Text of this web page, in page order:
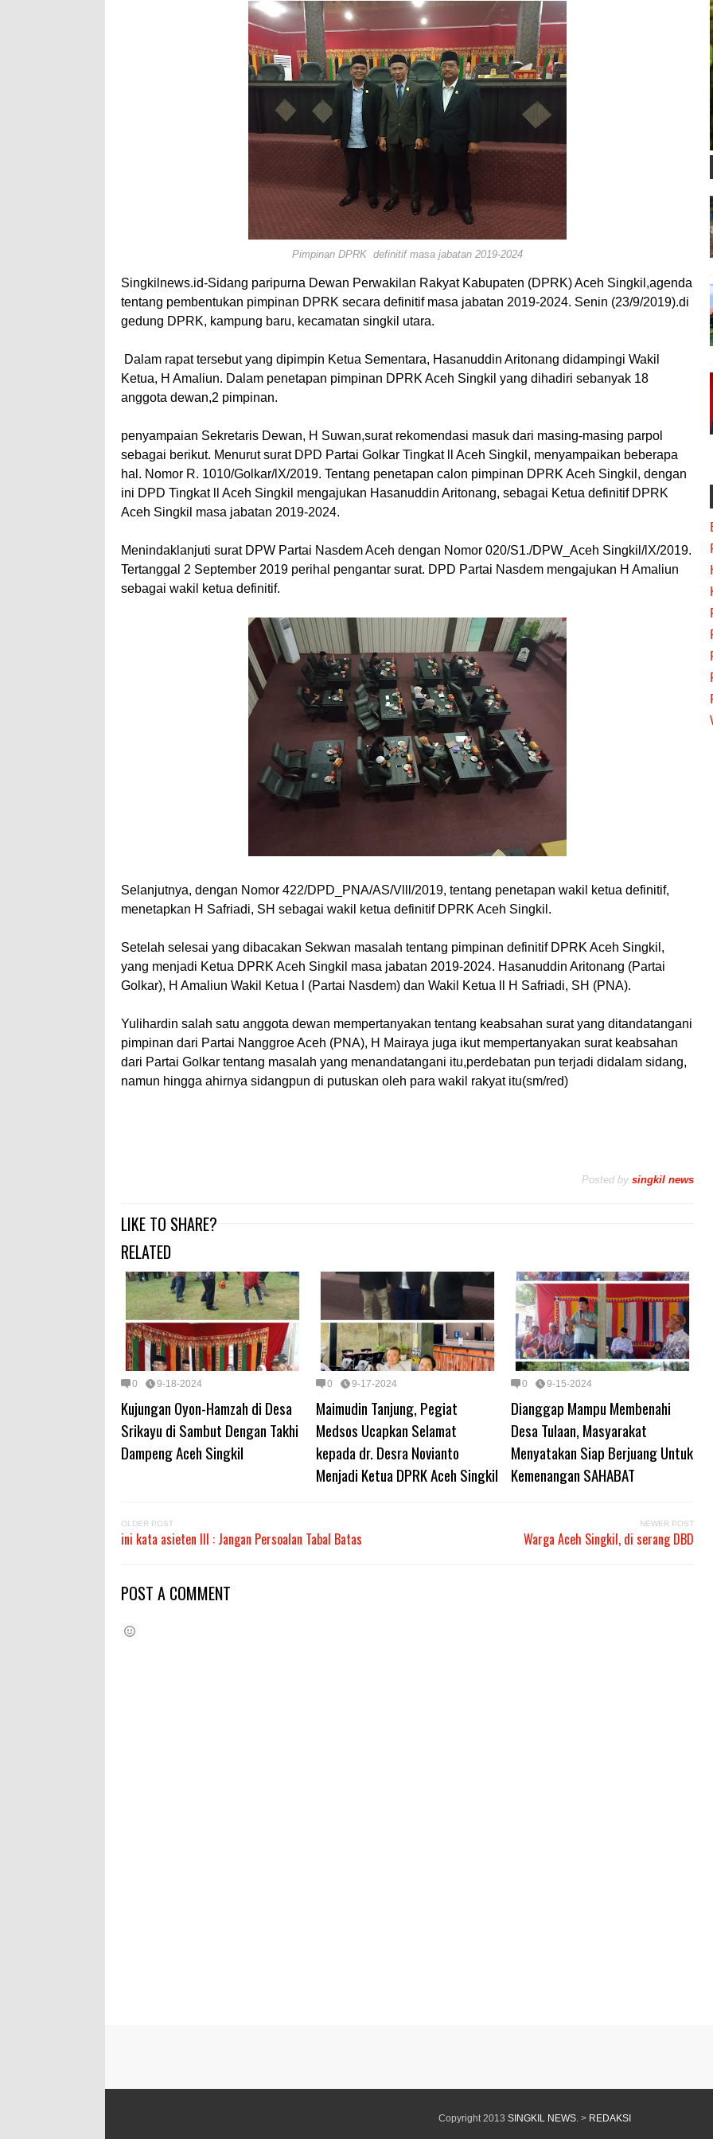
Pimpinan DPRK definitif masa jabatan 2019-2024
Singkilnews.id-Sidang paripurna Dewan Perwakilan Rakyat Kabupaten (DPRK) Aceh Singkil,agenda
tentang pembentukan pimpinan DPRK secara definitif masa jabatan 2019-2024. Senin (23/9/2019).di
gedung DPRK, kampung baru, kecamatan singkil utara.
Dalam rapat tersebut yang dipimpin Ketua Sementara, Hasanuddin Aritonang didampingi Wakil
Ketua, H Amaliun. Dalam penetapan pimpinan DPRK Aceh Singkil yang dihadiri sebanyak 18
anggota dewan,2 pimpinan.
penyampaian Sekretaris Dewan, H Suwan,surat rekomendasi masuk dari masing-masing parpol
sebagai berikut. Menurut surat DPD Partai Golkar Tingkat ll Aceh Singkil, menyampaikan beberapa
hal. Nomor R. 1010/Golkar/lX/2019. Tentang penetapan calon pimpinan DPRK Aceh Singkil, dengan
ini DPD Tingkat ll Aceh Singkil mengajukan Hasanuddin Aritonang, sebagai Ketua definitif DPRK
Aceh Singkil masa jabatan 2019-2024.
Menindaklanjuti surat DPW Partai Nasdem Aceh dengan Nomor 020/S1./DPW_Aceh Singkil/lX/2019.
Tertanggal 2 September 2019 perihal pengantar surat. DPD Partai Nasdem mengajukan H Amaliun
sebagai wakil ketua definitif.
Selanjutnya, dengan Nomor 422/DPD_PNA/AS/Vlll/2019, tentang penetapan wakil ketua definitif,
menetapkan H Safriadi, SH sebagai wakil ketua definitif DPRK Aceh Singkil.
Setelah selesai yang dibacakan Sekwan masalah tentang pimpinan definitif DPRK Aceh Singkil,
yang menjadi Ketua DPRK Aceh Singkil masa jabatan 2019-2024. Hasanuddin Aritonang (Partai
Golkar), H Amaliun Wakil Ketua l (Partai Nasdem) dan Wakil Ketua ll H Safriadi, SH (PNA).
Yulihardin salah satu anggota dewan mempertanyakan tentang keabsahan surat yang ditandatangani
pimpinan dari Partai Nanggroe Aceh (PNA), H Mairaya juga ikut mempertanyakan surat keabsahan
dari Partai Golkar tentang masalah yang menandatangani itu,perdebatan pun terjadi didalam sidang,
namun hingga ahirnya sidangpun di putuskan oleh para wakil rakyat itu(sm/red)
Posted by singkil news
LIKE TO SHARE?
RELATED
0 9-18-2024
Kujungan Oyon-Hamzah di Desa
Srikayu di Sambut Dengan Takhi
Dampeng Aceh Singkil
0 9-17-2024
Maimudin Tanjung, Pegiat
Medsos Ucapkan Selamat
kepada dr. Desra Novianto
Menjadi Ketua DPRK Aceh Singkil
0 9-15-2024
Dianggap Mampu Membenahi
Desa Tulaan, Masyarakat
Menyatakan Siap Berjuang Untuk
Kemenangan SAHABAT
OLDER POST
ini kata asieten III : Jangan Persoalan Tabal Batas
NEWER POST
Warga Aceh Singkil, di serang DBD
POST A COMMENT
Copyright 2013 SINGKIL NEWS. > REDAKSI